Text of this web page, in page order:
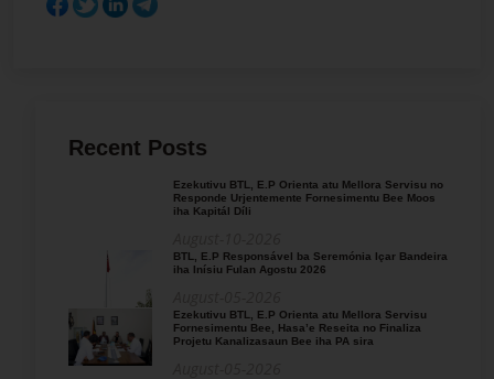
Recent Posts
Ezekutivu BTL, E.P Orienta atu Mellora Servisu no
Responde Urjentemente Fornesimentu Bee Moos
iha Kapitál Díli
BTL, E.P Responsável ba Seremónia Içar Bandeira
iha Inísiu Fulan Agostu 2026
Ezekutivu BTL, E.P Orienta atu Mellora Servisu
Fornesimentu Bee, Hasa’e Reseita no Finaliza
Projetu Kanalizasaun Bee iha PA sira